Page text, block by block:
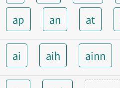
ap
an at
ai aih ainn